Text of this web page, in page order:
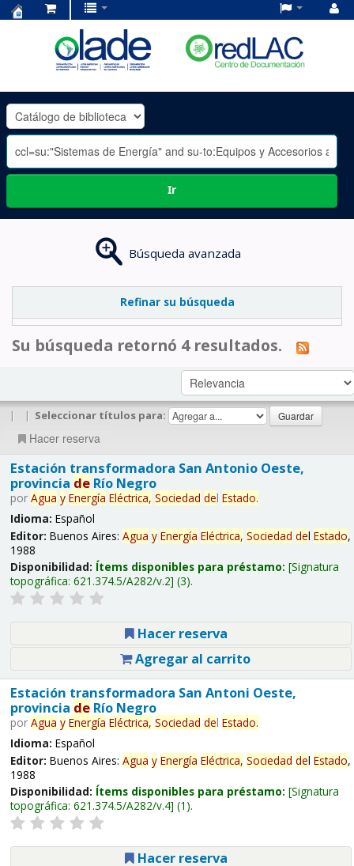
OLADE
-
Ir
Búsqueda avanzada
Refinar su búsqueda
Su búsqueda retornó 4 resultados.
| | Seleccionar títulos para:
Hacer reserva
Estación transformadora San Antonio Oeste,
provincia deRío Negro
por Agua y Energía Eléctrica, Sociedad del Estado.
Idioma: Español
Editor: Buenos Aires: Agua y Energía Eléctrica, Sociedad del Estado,
1988
Disponibilidad: Ítems disponibles para préstamo: Signatura
topográfica: 621.374.5/A282/v.2 (3).
Hacer reserva
Agregar al carrito
Estación transformadora San Antoni Oeste,
provincia deRío Negro
por Agua y Energía Eléctrica, Sociedad del Estado.
Idioma: Español
Editor: Buenos Aires: Agua y Energía Eléctrica, Sociedad del Estado,
1988
Disponibilidad: Ítems disponibles para préstamo: Signatura
topográfica: 621.374.5/A282/v.4 (1).
Hacer reserva